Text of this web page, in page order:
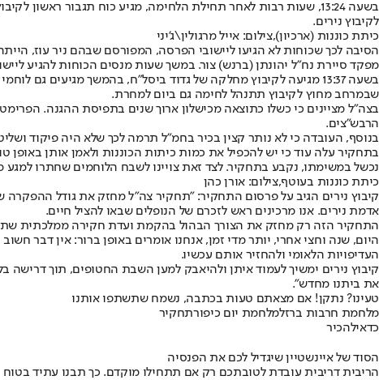
בשעה 13:24, שעות רבות לאחר תחילת הלחימה, מגיע כוח תגבור
לקיבוץ נירים.
כיתת כוננות (ארכיון),צילום: אייל מרגולין\ג'יני
הסיבה לכך שכוחות לא הגיעו ליישובי הפרסה, המפורסם שבהם ניר עוז,
מפקד סיירת נח"ל יהונתן (ברנש) צור. במשך שעות מנסים הכוחות להגיע
שבמרחב מחוץ לקיבוץ תתנהל לחימה גם ביום למחרת.
בצה"ל מציינים כי כשלו כתוצאה מכישלון ארוך שנים בתפיסת ההגנה.
הרבש"צים.
בנוסף, העובדה כי לא נותר קצין בכיר בחמ"ל תרמה לכך שלא היה פיקוד
נכשל במשימתו, נקבע בתחקיר. לצד זאת צויינו לשבח הלוחמים שחתרו למגע
כיתת כוננות בעוטף,צילום: אורן כהן
קיבוץ נירים הגיב על פרסום התחקיר: "תחקיר צה"ל מחזק את גודל ההפקרה
אדמת נירים. אנו מרכינים ראש לזכרם של הנופלים שבאו להציל חיים.
התחקיר הזה רק מחזק את הצורך הבהול בהקמת ועדת חקירה ממלכתית
היום, שנה וחצי אחרי, יותר מדי זמן, אנחנו אומרים באופן ברור: אין
העדיפויות הלאומי ולהחזיר אותם עכשיו.
קיבוץ נירים ימשיך לעמוד איתן ולהיאבק למען השבת החטופים, תוך
את ביתנו מחדש".
טעינו? נתקן! אם מצאתם טעות בכתבה, נשמח שתשתפו אותנו
מלחמת חרבות ברזלמלחמת יום כיפורתחקיר
כדאילהכיר
הסוד של איינשטיין שיגדיל לכם את הפנסיה
הריבית דריבית עובדת לטובתכם רק אם תתחילו מוקדם. כך תבנו עתיד בטוח